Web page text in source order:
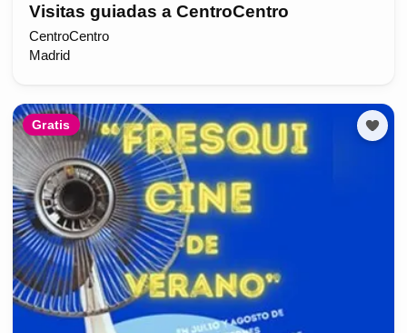
Visitas guiadas a CentroCentro
CentroCentro
Madrid
Gratis